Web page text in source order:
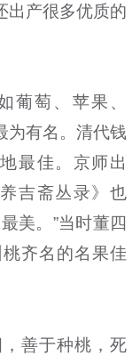
出产很多优质的
葡萄、苹果、
为有名。清代钱
最佳。京师出
吉斋丛录》也
美。”当时董四
齐名的名果佳
善于种桃，死